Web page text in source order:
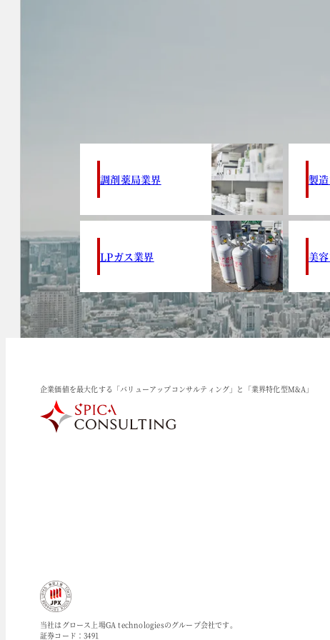
調剤薬局業界 製
LPガス業界 美
企業価値を最大化する「バリューアップコンサルティング」と「業界特化型M&A」
当社はグロース上場GA technologiesのグループ会社です。
証券コード：3491